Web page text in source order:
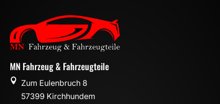
MN Fahrzeug & Fahrzeugteile

Zum Eulenbruch 8
57399 Kirchhundem